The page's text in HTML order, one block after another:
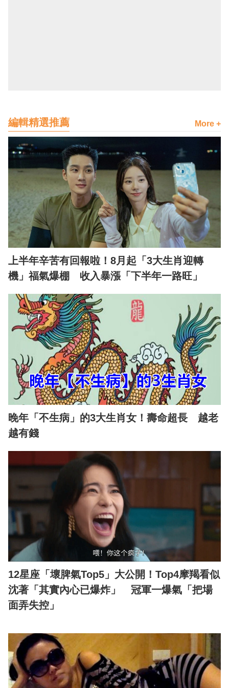
編輯精選推薦 More +
上半年辛苦有回報啦！8月起「3大生肖迎轉
機」福氣爆棚 收入暴漲「下半年一路旺」
晚年「不生病」的3大生肖女！壽命超長 越老
越有錢
12星座「壞脾氣Top5」大公開！Top4摩羯看似
沈著「其實內心已爆炸」 冠軍一爆氣「把場
面弄失控」